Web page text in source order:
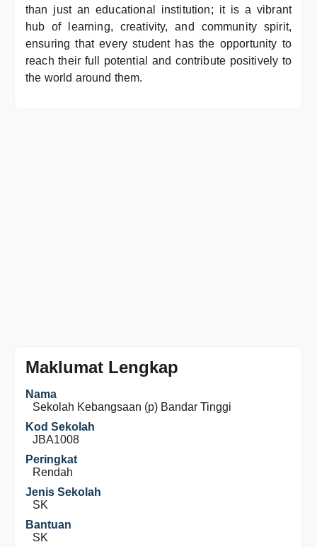
than just an educational institution; it is a vibrant
hub of learning, creativity, and community spirit,
ensuring that every student has the opportunity to
reach their full potential and contribute positively to
the world around them.
Maklumat Lengkap
Nama
Sekolah Kebangsaan (p) Bandar Tinggi
Kod Sekolah
JBA1008
Peringkat
Rendah
Jenis Sekolah
SK
Bantuan
SK